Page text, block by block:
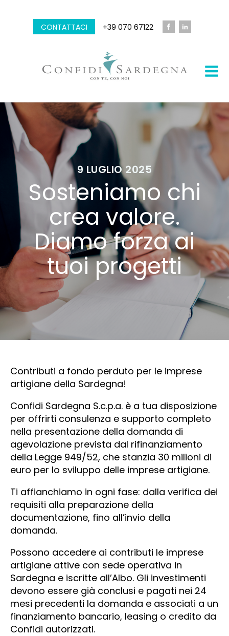
CONTATTACI +39 070 67122
9 LUGLIO 2025
Sosteniamo chi
crea valore.
Diamo forza ai
tuoi progetti
Contributi a fondo perduto per le imprese
artigiane della Sardegna!
Confidi Sardegna S.c.p.a. è a tua disposizione
per offrirti consulenza e supporto completo
nella presentazione della domanda di
agevolazione prevista dal rifinanziamento
della Legge 949/52, che stanzia 30 milioni di
euro per lo sviluppo delle imprese artigiane.
Ti affianchiamo in ogni fase: dalla verifica dei
requisiti alla preparazione della
documentazione, fino all’invio della
domanda.
Possono accedere ai contributi le imprese
artigiane attive con sede operativa in
Sardegna e iscritte all’Albo. Gli investimenti
devono essere già conclusi e pagati nei 24
mesi precedenti la domanda e associati a un
finanziamento bancario, leasing o credito da
Confidi autorizzati.